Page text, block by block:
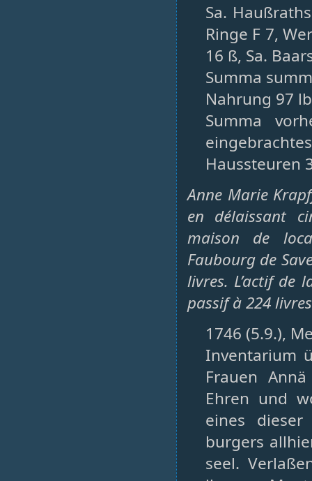
Sa.
Ringe F 7,
16 ß, Sa.
Summa
Nahrung 97 lb
Summa
Haussteuren
Anne Marie
en délaissant
maison de
Faubourg de
livres. L’actif de
passif à 224 livres
1746 (5.9.),
Inventarium
Frauen
Ehren und
eines
burgers
seel.